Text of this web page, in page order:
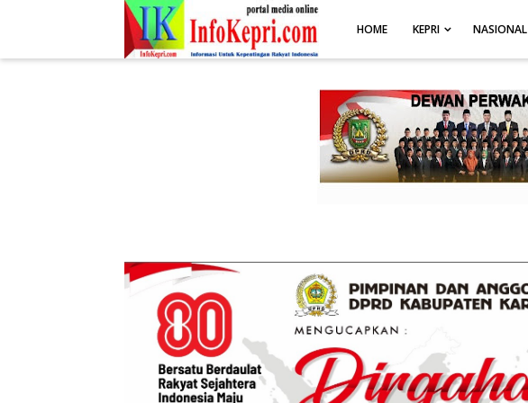
.post-body img { display: block; margin: 0 auto; max-width: 100%; height: auto; }
HOME KEPRI NASIONAL